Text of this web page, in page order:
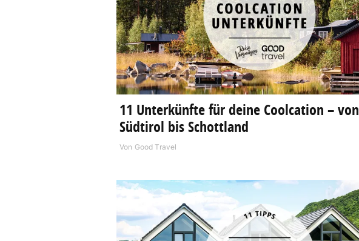
11 Unterkünfte für deine Coolcation – von
Südtirol bis Schottland
Von Good Travel